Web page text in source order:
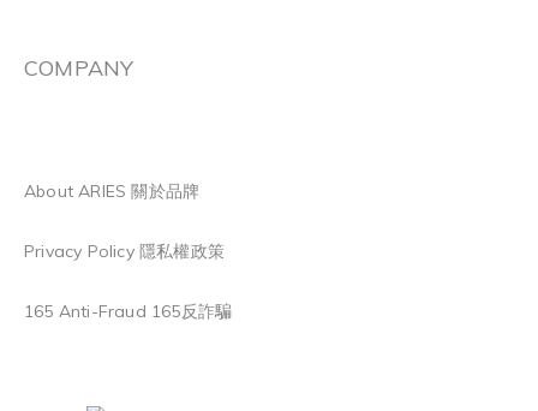
COMPANY
About ARIES 關於品牌
Privacy Policy 隱私權政策
165 Anti-Fraud 165反詐騙